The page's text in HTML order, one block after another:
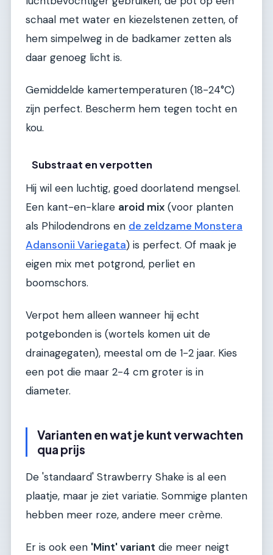
schaal met water en kiezelstenen zetten, of
hem simpelweg in de badkamer zetten als
daar genoeg licht is.
Gemiddelde kamertemperaturen (18-24°C)
zijn perfect. Bescherm hem tegen tocht en
kou.
Substraat en verpotten
Hij wil een luchtig, goed doorlatend mengsel.
Een kant-en-klare aroid mix (voor planten
als Philodendrons en de zeldzame Monstera
Adansonii Variegata) is perfect. Of maak je
eigen mix met potgrond, perliet en
boomschors.
Verpot hem alleen wanneer hij echt
potgebonden is (wortels komen uit de
drainagegaten), meestal om de 1-2 jaar. Kies
een pot die maar 2-4 cm groter is in
diameter.
Varianten en wat je kunt verwachten
qua prijs
De 'standaard' Strawberry Shake is al een
plaatje, maar je ziet variatie. Sommige planten
hebben meer roze, andere meer crème.
Er is ook een 'Mint' variant die meer neigt